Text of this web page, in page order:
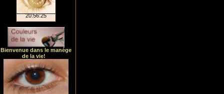
Bienvenue dans le manége
de la vie!